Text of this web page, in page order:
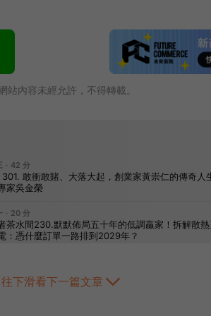
站內容未經允許，不得轉載。
往下滑看下一篇文章